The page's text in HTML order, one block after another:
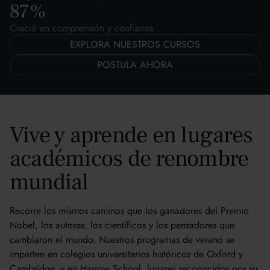
87%
Creció en comprensión y confianza
EXPLORA NUESTROS CURSOS
POSTULA AHORA
Vive y aprende en lugares
académicos de renombre
mundial
Recorre los mismos caminos que los ganadores del Premio
Nobel, los autores, los científicos y los pensadores que
cambiaron el mundo. Nuestros programas de verano se
imparten en colegios universitarios históricos de Oxford y